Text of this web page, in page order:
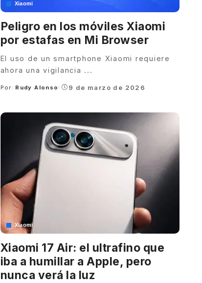
Xiaomi
Peligro en los móviles Xiaomi
por estafas en Mi Browser
El uso de un smartphone Xiaomi requiere
ahora una vigilancia ...
Posted
Por: Rudy Alonso 9 de marzo de 2026
Xiaomi
Xiaomi 17 Air: el ultrafino que
iba a humillar a Apple, pero
nunca verá la luz